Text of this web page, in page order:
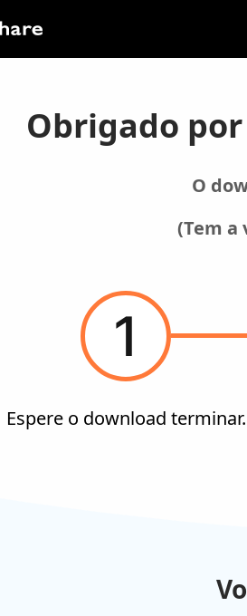
Obrigado
O
(Tem a
1
Espere o download terminar.